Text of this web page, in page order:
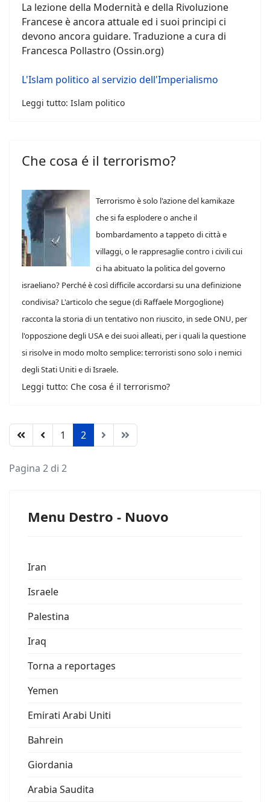
La lezione della Modernità e della Rivoluzione
Francese è ancora attuale ed i suoi principi ci
devono ancora guidare. Traduzione a cura di
Francesca Pollastro (Ossin.org)
L'Islam politico al servizio dell'Imperialismo
Leggi tutto: Islam politico
Che cosa é il terrorismo?
Terrorismo è solo l'azione del kamikaze
che si fa esplodere o anche il
bombardamento a tappeto di città e
villaggi, o le rappresaglie contro i civili cui
ci ha abituato la politica del governo
israeliano? Perché è così difficile accordarsi su una definizione
condivisa? L'articolo che segue (di Raffaele Morgoglione)
racconta la storia di un tentativo non riuscito, in sede ONU, per
l'opposzione degli USA e dei suoi alleati, per i quali la questione
si risolve in modo molto semplice: terroristi sono solo i nemici
degli Stati Uniti e di Israele.
Leggi tutto: Che cosa é il terrorismo?
1 2
Pagina 2 di 2
Menu Destro - Nuovo
Iran
Israele
Palestina
Iraq
Torna a reportages
Yemen
Emirati Arabi Uniti
Bahrein
Giordania
Arabia Saudita